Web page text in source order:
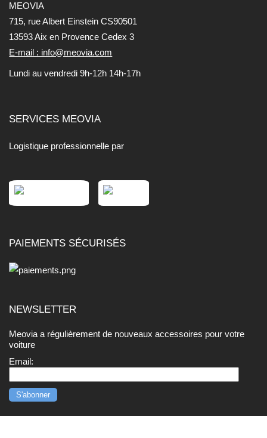
MEOVIA
715, rue Albert Einstein CS90501
13593 Aix en Provence Cedex 3
E-mail : info@meovia.com
Lundi au vendredi 9h-12h 14h-17h
SERVICES MEOVIA
Logistique professionnelle par
PAIEMENTS SÉCURISÉS
NEWSLETTER
Meovia a régulièrement de nouveaux accessoires pour votre
voiture
Email: